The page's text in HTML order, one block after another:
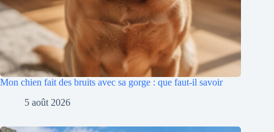
Mon chien fait des bruits avec sa gorge : que faut-il savoir
5 août 2026